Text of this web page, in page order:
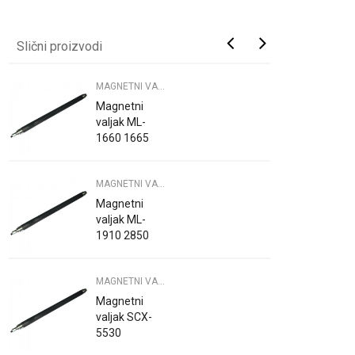
Slični proizvodi
MAGNETNI VALJCI
Magnetni
valjak ML-
1660 1665
3205 3210
3217
MAGNETNI VALJCI
Magnetni
valjak ML-
1910 2850
MAGNETNI VALJCI
Magnetni
valjak SCX-
5530